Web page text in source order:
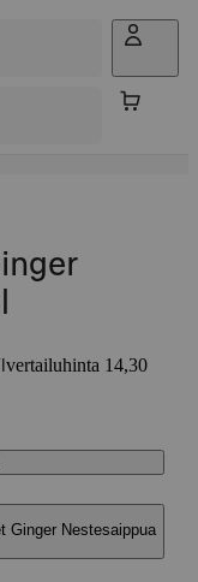
vertailuhinta 14,30
Ginger Nestesaippua